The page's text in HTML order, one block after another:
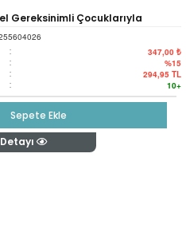
Gereksinimli Çocuklarıyla
: 347,00 ₺
: %15
: 294,95 TL
: 10+
Sepete Ekle